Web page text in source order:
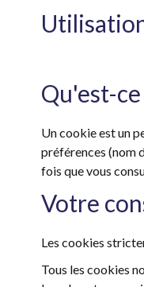
Qu'est-
Un cookie est un
préférences (nom
fois que vous
Votre
Les cookies
Tous les cookies